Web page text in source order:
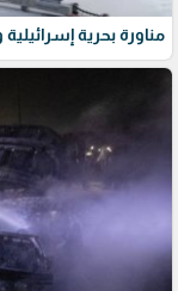
مناورة بحرية